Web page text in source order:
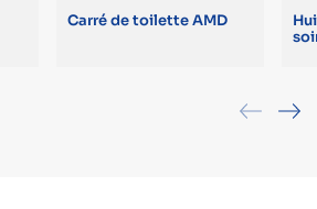
Carré de toilette AMD